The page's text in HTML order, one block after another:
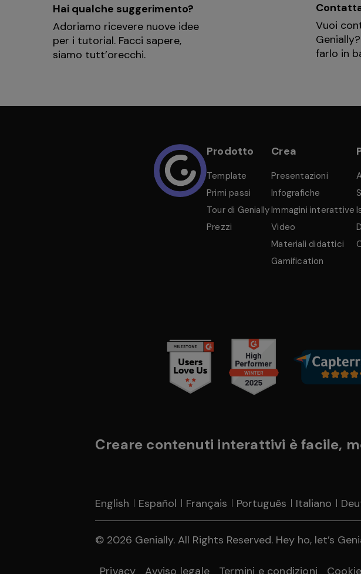
Hai qualche suggerimento?
Adoriamo ricevere nuove idee
per i tutorial. Facci sapere,
siamo tutt’orecchi.
Vuoi
farlo in
Prodotto
Template
Primi passi
Tour di Genially
Prezzi
Crea
Presentazioni
Infografiche
Immagini interattive
Video
Materiali didattici
Gamification
Creare contenuti interattivi è facile,
English Español Français Português Italiano
© 2026 Genially. All Rights Reserved. Hey ho, let’s
Privacy Avviso legale Termini e condizioni